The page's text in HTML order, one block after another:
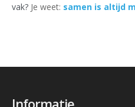
vak? Je weet: samen is altijd
Informatie